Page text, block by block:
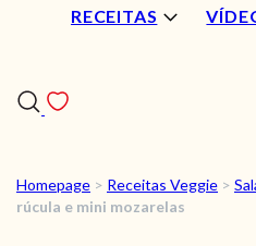
RECEITAS
Homepage > Receitas Veggie >
rúcula e mini mozarelas